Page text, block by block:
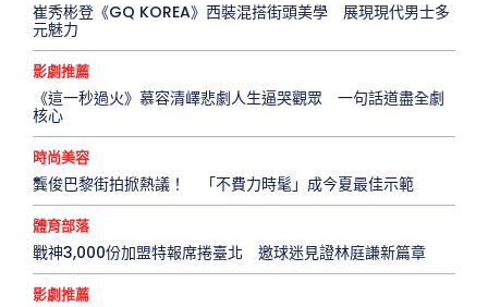
崔秀彬登《GQ KOREA》西裝混搭街頭美學 展現現代男士多
元魅力
影劇推薦
《這一秒過火》慕容清嶧悲劇人生逼哭觀眾 一句話道盡全劇
核心
時尚美容
龔俊巴黎街拍掀熱議！ 「不費力時髦」成今夏最佳示範
體育部落
戰神3,000份加盟特報席捲臺北 邀球迷見證林庭謙新篇章
影劇推薦